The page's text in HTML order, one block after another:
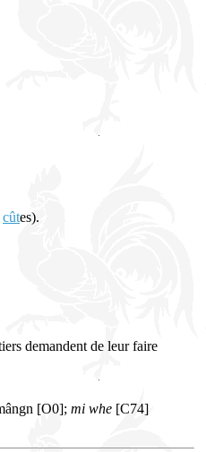
cûtes).
demandent de leur faire
[O0]; mi whe [C74]